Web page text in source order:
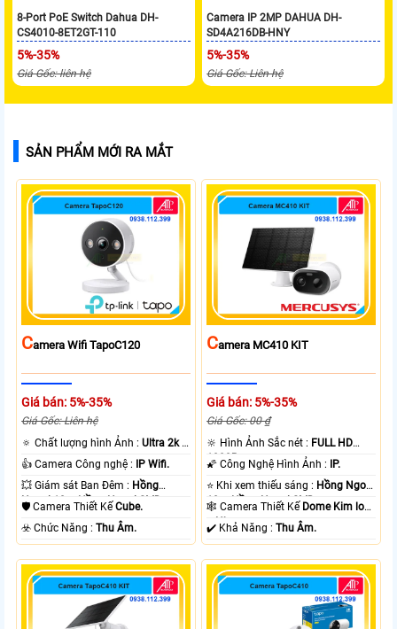
8-Port PoE Switch Dahua DH-
CS4010-8ET2GT-110
5%-35%
Giá Gốc: liên hệ
Camera IP 2MP DAHUA DH-
SD4A216DB-HNY
5%-35%
Giá Gốc: Liên hệ
SẢN PHẨM MỚI RA MẮT
CAmera Wifi TapoC120
Giá bán: 5%-35%
Giá Gốc: Liên hệ
🔅 Chất lượng hình Ảnh :Ultra 2k +
.
👍 Camera Công nghệ : IP Wifi.
💥 Giám sát Ban Đêm : Hồng
Ngoại 10m Hồng Ngoại SMD.
🛡 Camera Thiết KếCube.
️☣️ Chức Năng :Thu Âm.
CAmera MC410 KIT
Giá bán: 5%-35%
Giá Gốc: 00 ₫
🔆 Hình Ảnh Sắc nét : FULL HD
1080P .
🌠 Công Nghệ Hình Ảnh : IP.
⭐ Khi xem thiếu sáng : Hồng Ngoại
10m Hồng Ngoại SMD.
🕸️ Camera Thiết Kế Dome Kim loại
+ Nhựa.
️✔️ Khả Năng :Thu Âm.